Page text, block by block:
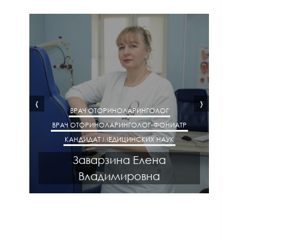
ВРАЧ ОТОРИНОЛАРИНГОЛОГ
ВРАЧ ОТОРИНОЛАРИНГОЛОГ-ФОНИАТР
КАНДИДАТ МЕДИЦИНСКИХ НАУК
Заварзина Елена
Владимировна
‹ ›